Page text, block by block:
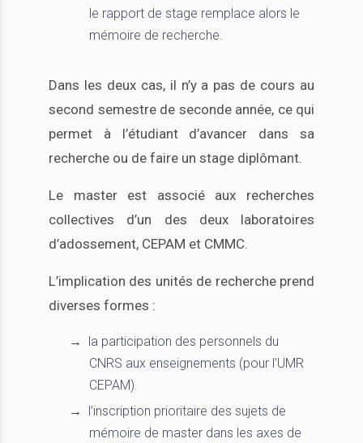
le rapport de stage remplace alors le
mémoire de recherche.
Dans les deux cas, il n’y a pas de cours au
second semestre de seconde année, ce qui
permet à l’étudiant d’avancer dans sa
recherche ou de faire un stage diplômant.
Le master est associé aux recherches
collectives d’un des deux laboratoires
d’adossement, CEPAM et CMMC.
L’implication des unités de recherche prend
diverses formes :
la participation des personnels du
CNRS aux enseignements (pour l’UMR
CEPAM).
l’inscription prioritaire des sujets de
mémoire de master dans les axes de